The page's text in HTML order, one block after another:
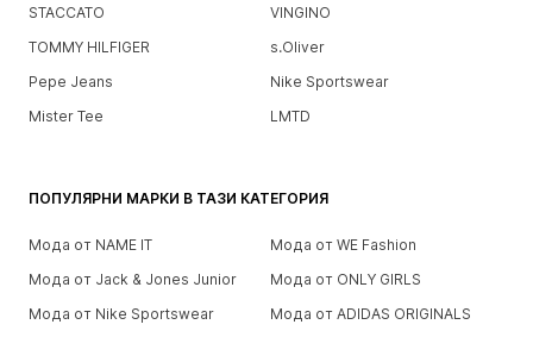
STACCATO
VINGINO
TOMMY HILFIGER
s.Oliver
Pepe Jeans
Nike Sportswear
Mister Tee
LMTD
ПОПУЛЯРНИ МАРКИ В ТАЗИ КАТЕГОРИЯ
Мода от NAME IT
Мода от WE Fashion
Мода от Jack & Jones Junior
Мода от ONLY GIRLS
Мода от Nike Sportswear
Мода от ADIDAS ORIGINALS